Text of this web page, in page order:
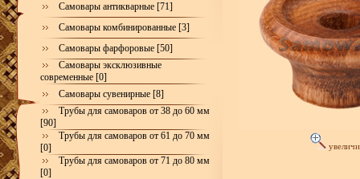
Самовары антикварные [71]
Самовары комбинированные [3]
Самовары фарфоровые [50]
Самовары эксклюзивные
современные [0]
Самовары сувенирные [8]
Трубы для самоваров от 38 до 60 мм
[90]
Трубы для самоваров от 61 до 70 мм
[0]
Трубы для самоваров от 71 до 80 мм
[0]